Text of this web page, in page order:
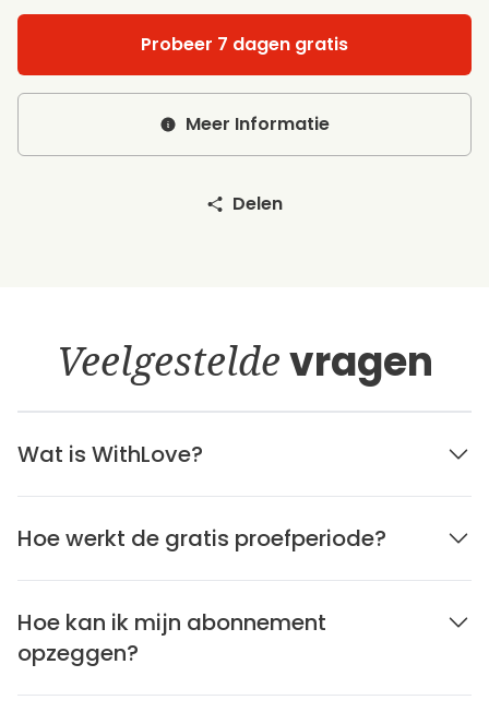
Probeer 7 dagen gratis
Meer Informatie
Delen
Veelgesteldevragen
Wat is WithLove?
Hoe werkt de gratis proefperiode?
Hoe kan ik mijn abonnement
opzeggen?